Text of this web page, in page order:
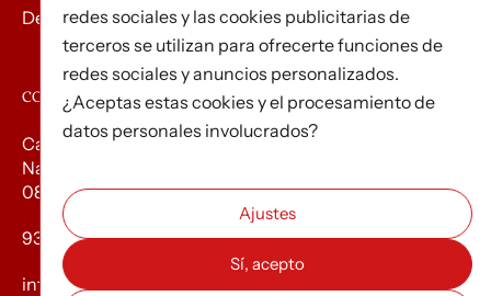
Devolución de mercancías
CONTACTO
Carrer d’Edison, 3
Nau A. Polígon industrial Les Torrenteres
08754 El Papiol
93 673 12 12
info@efados.cat
redes sociales y las cookies publicitarias de
terceros se utilizan para ofrecerte funciones de
redes sociales y anuncios personalizados.
¿Aceptas estas cookies y el procesamiento de
datos personales involucrados?